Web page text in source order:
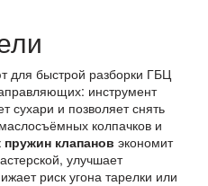
для быстрой разборки ГБЦ
инструмент
сухари и позволяет снять
колпачков и
клапанов экономит
улучшает
риск угона тарелки или